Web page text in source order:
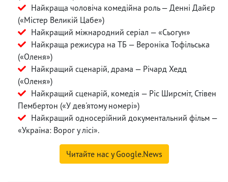
Найкраща чоловіча комедійна роль — Денні Дайєр
(«Містер Великій Цабе»)
Найкращий міжнародний серіал — «Сьогун»
Найкраща режисура на ТБ — Вероніка Тофільська
(«Оленя»)
Найкращий сценарій, драма — Річард Хедд
(«Оленя»)
Найкращий сценарій, комедія — Ріс Ширсміт, Стівен
Пембертон («У дев'ятому номері»)
Найкращий односерійний документальний фільм —
«Україна: Ворог у лісі».
Читайте нас у Google.News